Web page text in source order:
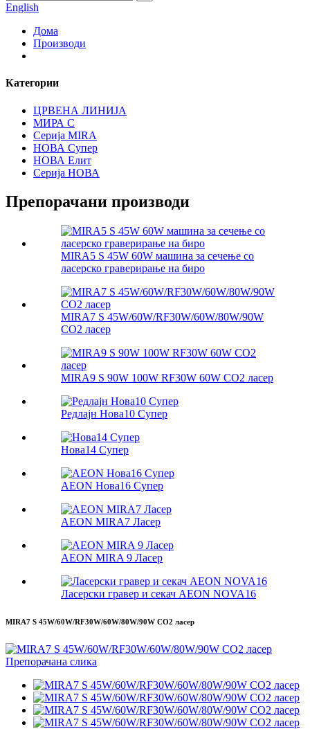
English
Дома
Производи
Категории
ЦРВЕНА ЛИНИЈА
МИРА С
Серија MIRA
НОВА Супер
НОВА Елит
Серија НОВА
Препорачани производи
MIRA5 S 45W 60W машина за сечење со
ласерско граверирање на биро
MIRA7 S 45W/60W/RF30W/60W/80W/90W
CO2 ласер
MIRA9 S 90W 100W RF30W 60W CO2 ласер
Редлајн Нова10 Супер
Нова14 Супер
AEON Нова16 Супер
AEON MIRA7 Ласер
AEON MIRA 9 Ласер
Ласерски гравер и секач AEON NOVA16
MIRA7 S 45W/60W/RF30W/60W/80W/90W CO2 ласер